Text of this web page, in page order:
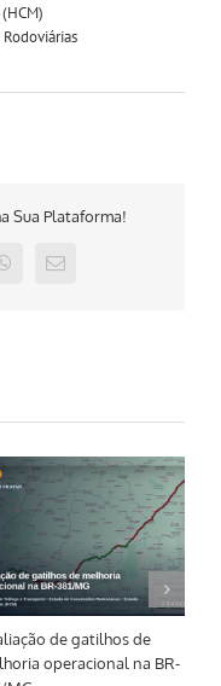
Sua Plataforma!
WhatsApp
E-
de gatilhos de
operacional na BR-